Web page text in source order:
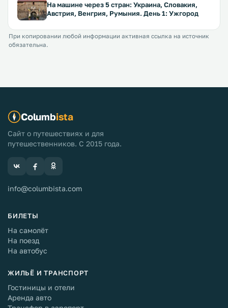
На машине через 5 стран: Украина, Словакия,
Австрия, Венгрия, Румыния. День 1: Ужгород
При копировании любой информации активная ссылка на источник
обязательна.
Columbista
Сайт о путешествиях и для
путешественников. С 2015 года.
info@columbista.com
БИЛЕТЫ
На самолёт
На поезд
На автобус
ЖИЛЬЁ И ТРАНСПОРТ
Гостиницы и отели
Аренда авто